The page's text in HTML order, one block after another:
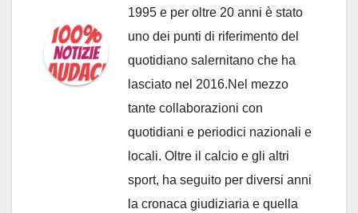
1995 e per oltre 20 anni è stato
uno dei punti di riferimento del
quotidiano salernitano che ha
lasciato nel 2016.Nel mezzo
tante collaborazioni con
quotidiani e periodici nazionali e
locali. Oltre il calcio e gli altri
sport, ha seguito per diversi anni
la cronaca giudiziaria e quella